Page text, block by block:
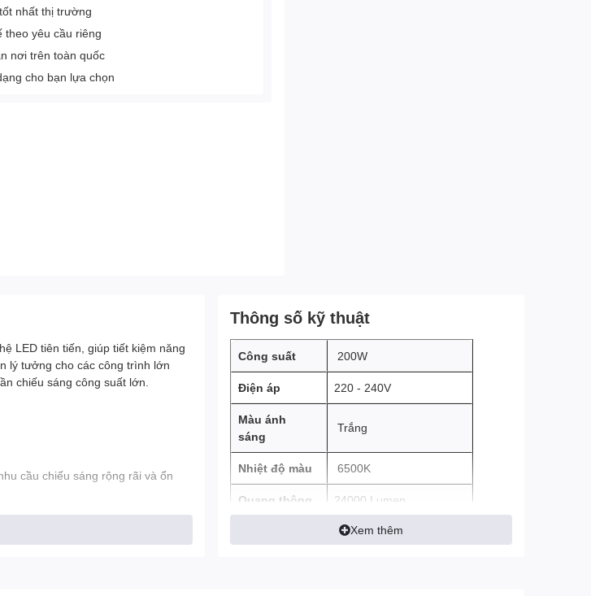
nhất thị trường
theo yêu cầu riêng
nơi trên toàn quốc
cho bạn lựa chọn
LED tiên tiến, giúp tiết kiệm năng
lý tưởng cho các công trình lớn
chiếu sáng công suất lớn.
cầu chiếu sáng rộng rãi và ổn
đáng kể so với các dòng đèn
Thông số kỹ thuật
Công suất 200W
Điện áp 220 - 240V
Màu ánh
sáng
Trắng
Nhiệt độ màu 6500K
Quang thông 24000 Lumen
IP66Xem thêm